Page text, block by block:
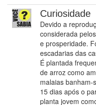
Curiosidade
Devido a
considerada
e prosperidade.
escadarias das
É plantada
de arroz como
malaias
15 dias após o
planta jovem